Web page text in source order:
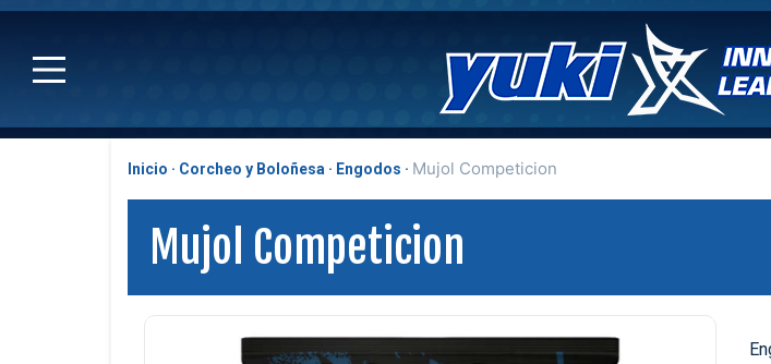
Inicio Corcheo y Boloñesa Engodos Mujol Competicion
Mujol Competicion